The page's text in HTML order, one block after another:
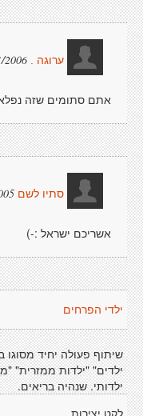
ערוגה . 00:14:22
אתם סתומים שזה
סתיו לשם
אשריכם ישראל :-)
ילדי הפרחים
שיתוף פעולה יחיד
ילדים" "ילדות ממזרית"
ילדותי. שנהיה בריאים.